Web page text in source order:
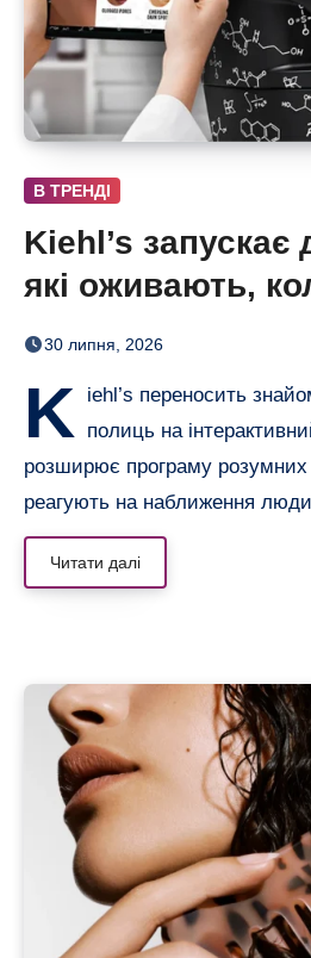
В ТРЕНДІ
Kiehl’s запускає
які оживають,
підходиш
30 липня, 2026
K
iehl’s переносить
полиць на
розширює програму розумних
реагують на наближення
Читати далі